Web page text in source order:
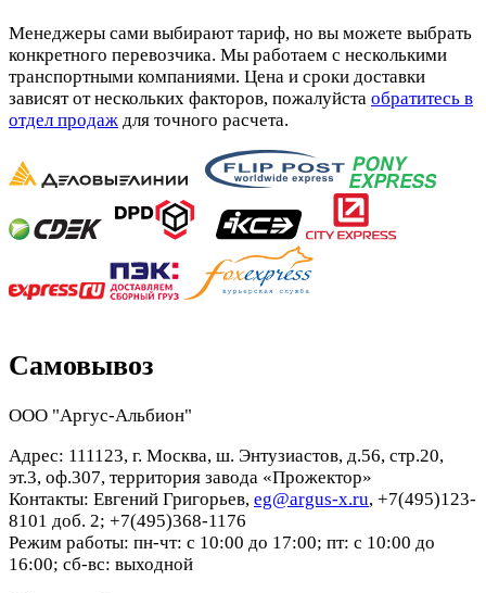
Менеджеры сами выбирают тариф, но вы можете выбрать
конкретного перевозчика. Мы работаем с несколькими
транспортными компаниями. Цена и сроки доставки
зависят от нескольких факторов, пожалуйста обратитесь в
отдел продаж для точного расчета.
Самовывоз
ООО "Аргус-Альбион"
Адрес: 111123, г. Москва, ш. Энтузиастов, д.56, стр.20,
эт.3, оф.307, территория завода «Прожектор»
Контакты: Евгений Григорьев, eg@argus-x.ru, +7(495)123-
8101 доб. 2; +7(495)368-1176
Режим работы: пн-чт: с 10:00 до 17:00; пт: с 10:00 до
16:00; сб-вс: выходной